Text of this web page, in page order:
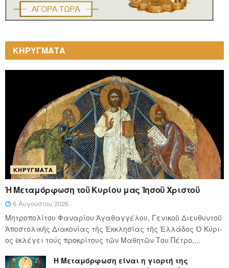
ΚΗΡΥΓΜΑΤΑ
ΚΗΡΎΓΜΑΤΑ
Ἡ Μεταμόρφωση τοῦ Κυρίου μας Ἰησοῦ Χριστοῦ
6 Αυγούστου 2026
Μητροπολίτου Φαναρίου Ἀγαθαγγέλου, Γενικοῦ Διευθυντοῦ
Ἀποστολικῆς Διακονίας τῆς Ἐκκλησίας τῆς Ἑλλάδος Ὁ Κύ­ρι­
ος ἐκλέγει τούς προ­κρί­τους τῶν Μα­θη­τῶν Του Πέ­τρο,...
Η Μεταμόρφωση είναι η γιορτή της